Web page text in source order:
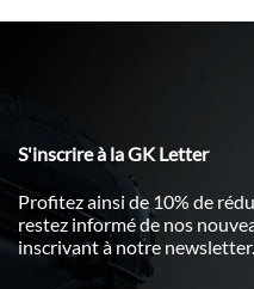
S'inscrire à la GK Letter
Profitez ainsi de 10% de
restez informé de nos
inscrivant à notre newsletter.